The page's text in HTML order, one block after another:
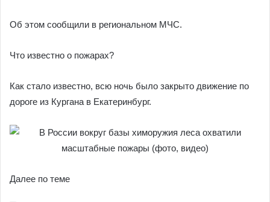
Об этом сообщили в региональном МЧС.
Что известно о пожарах?
Как стало известно, всю ночь было закрыто движение по
дороге из Кургана в Екатеринбург.
Далее по теме